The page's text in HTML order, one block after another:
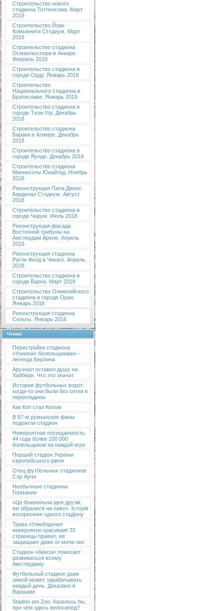
Строительство нового
стадиона Тоттенхэма. Март
2019
Строительство Йорк
Комьюнити Стэдиум. Март
2019
Строительство стадиона
Османлыспора в Анкаре.
Февраль 2019
Строительство стадиона в
городе Орду. Январь 2019
Строительство
Национального стадиона в
Братиславе. Январь 2019
Строительство стадиона в
городе Тизи-Узу. Декабрь
2018
Строительство стадиона
Бараки в Алжире. Декабрь
2018
Строительство стадиона в
городе Яунде. Декабрь 2018
Строительство стадиона
Миннесоты Юнайтед. Ноябрь
2018
Реконструкция Папа Джонс
Кардинал Стэдиум. Август
2018
Строительство стадиона в
городе Чорум. Июль 2018
Реконструкция фасада
Восточной трибуны на
Амстердам Арене. Апрель
2018
Реконструкция стадиона
Ригли Филд в Чикаго. Апрель
2018
Строительство стадиона в
городе Варна. Март 2018
Строительство Олимпийского
стадиона в городе Оран.
Январь 2018
Реконструкция стадиона
Сельты. Январь 2018
Чтиво
Перестройка стадиона
«Униона» болельщиками –
легенда Берлина
Арсенал оставил душу на
Хайбери. Что это значит
История футбольных ворот:
когда-то они были без сетки и
перекладины
Как Коп стал Копом
В 97-м румынские фаны
подожгли стадион
Невероятная посещаемость.
44 года более 100 000
болельщиков на каждой игре
Перший стадіон України
європейського рівня
Отец футбольных стадионов
Сэр Арчи
Необычные стадионы
Германии
«Це божевільна ідея друзів,
які зібралися на пиво». Історія
воскресіння одного стадіону
Трава «Уимблдона»
невероятно красивая! 33
страницы правил, ее
защищают даже от мочи лис
Стадион «Аякса» помогает
развиваться всему
Амстердаму
Футбольный стадион даже
зимой может зарабатывать
каждый день. Доказано в
Варшаве
Stadion am Zoo. Казалось бы,
при чём здесь велосипед?